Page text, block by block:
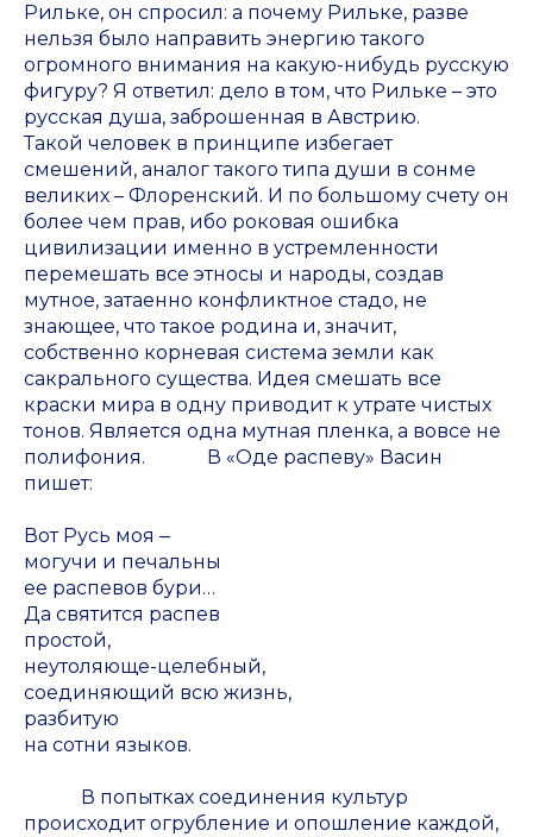
Рильке, он спросил: а почему Рильке, разве
нельзя было направить энергию такого
огромного внимания на какую-нибудь русскую
фигуру? Я ответил: дело в том, что Рильке – это
русская душа, заброшенная в Австрию.
Такой человек в принципе избегает
смешений, аналог такого типа души в сонме
великих – Флоренский. И по большому счету он
более чем прав, ибо роковая ошибка
цивилизации именно в устремленности
перемешать все этносы и народы, создав
мутное, затаенно конфликтное стадо, не
знающее, что такое родина и, значит,
собственно корневая система земли как
сакрального существа. Идея смешать все
краски мира в одну приводит к утрате чистых
тонов. Является одна мутная пленка, а вовсе не
полифония. В «Оде распеву» Васин
пишет:
Вот Русь моя ‒
могучи и печальны
ее распевов бури…
Да святится распев
простой,
неутоляюще-целебный,
соединяющий всю жизнь,
разбитую
на сотни языков.
В попытках соединения культур
происходит огрубление и опошление каждой,